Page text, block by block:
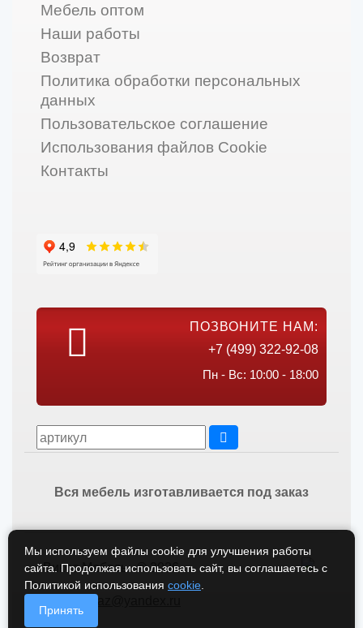
Мебель оптом
Наши работы
Возврат
Политика обработки персональных
данных
Пользовательское соглашение
Использования файлов Cookie
Контакты
ПОЗВОНИТЕ НАМ:
+7 (499) 322-92-08
Пн - Вс: 10:00 - 18:00
Вся мебель изготавливается под заказ
Викос Мебель © 2026
vikos-zakaz@yandex.ru
Мы используем файлы cookie для улучшения работы
сайта. Продолжая использовать сайт, вы соглашаетесь с
Политикой использования cookie
Принять